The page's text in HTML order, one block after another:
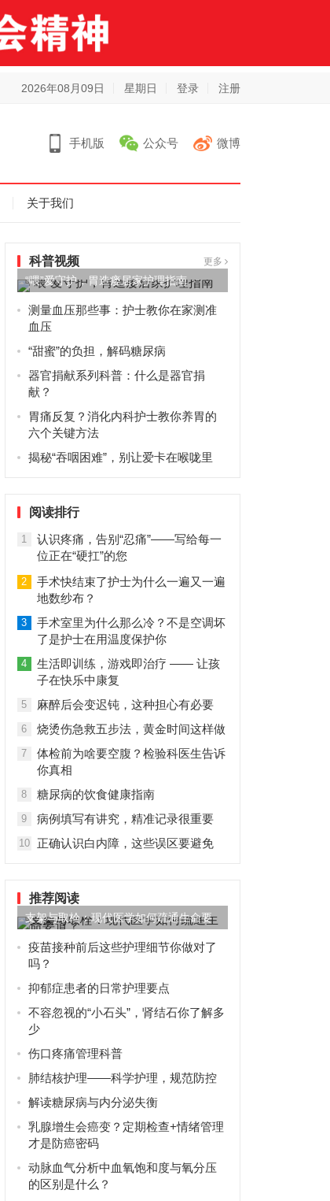
2026年08月09日 星期日 登录 注册
手机版 公众号 微博
关于我们
科普视频 更多
“喂”爱守护，胃造瘘居家护理指南
测量血压那些事：护士教你在家测准
血压
“甜蜜”的负担，解码糖尿病
器官捐献系列科普：什么是器官捐
献？
胃痛反复？消化内科护士教你养胃的
六个关键方法
揭秘“吞咽困难”，别让爱卡在喉咙里
阅读排行
1
认识疼痛，告别“忍痛”——写给每一
位正在“硬扛”的您
2
手术快结束了护士为什么一遍又一遍
地数纱布？
3
手术室里为什么那么冷？不是空调坏
了是护士在用温度保护你
4
生活即训练，游戏即治疗 —— 让孩
子在快乐中康复
5 麻醉后会变迟钝，这种担心有必要
6 烧烫伤急救五步法，黄金时间这样做
7
体检前为啥要空腹？检验科医生告诉
你真相
8 糖尿病的饮食健康指南
9 病例填写有讲究，精准记录很重要
10 正确认识白内障，这些误区要避免
推荐阅读
支架与取栓：现代医学如何疏通生命要
道？
疫苗接种前后这些护理细节你做对了
吗？
抑郁症患者的日常护理要点
不容忽视的“小石头”，肾结石你了解多
少
伤口疼痛管理科普
肺结核护理——科学护理，规范防控
解读糖尿病与内分泌失衡
乳腺增生会癌变？定期检查+情绪管理
才是防癌密码
动脉血气分析中血氧饱和度与氧分压
的区别是什么？